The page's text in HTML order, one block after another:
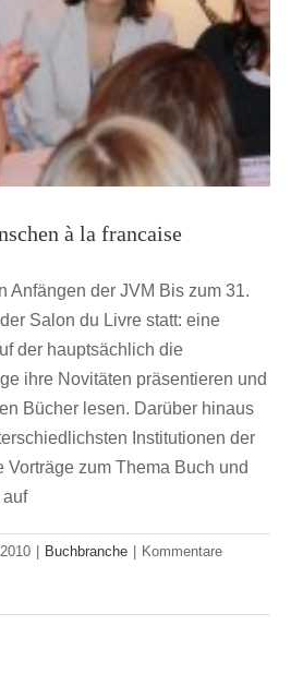
à la francaise
Anfängen der JVM Bis zum 31.
Salon du Livre statt: eine
der hauptsächlich die
ihre Novitäten präsentieren und
Bücher lesen. Darüber hinaus
Institutionen der
Vorträge zum Thema Buch und
| Buchbranche | Kommentare